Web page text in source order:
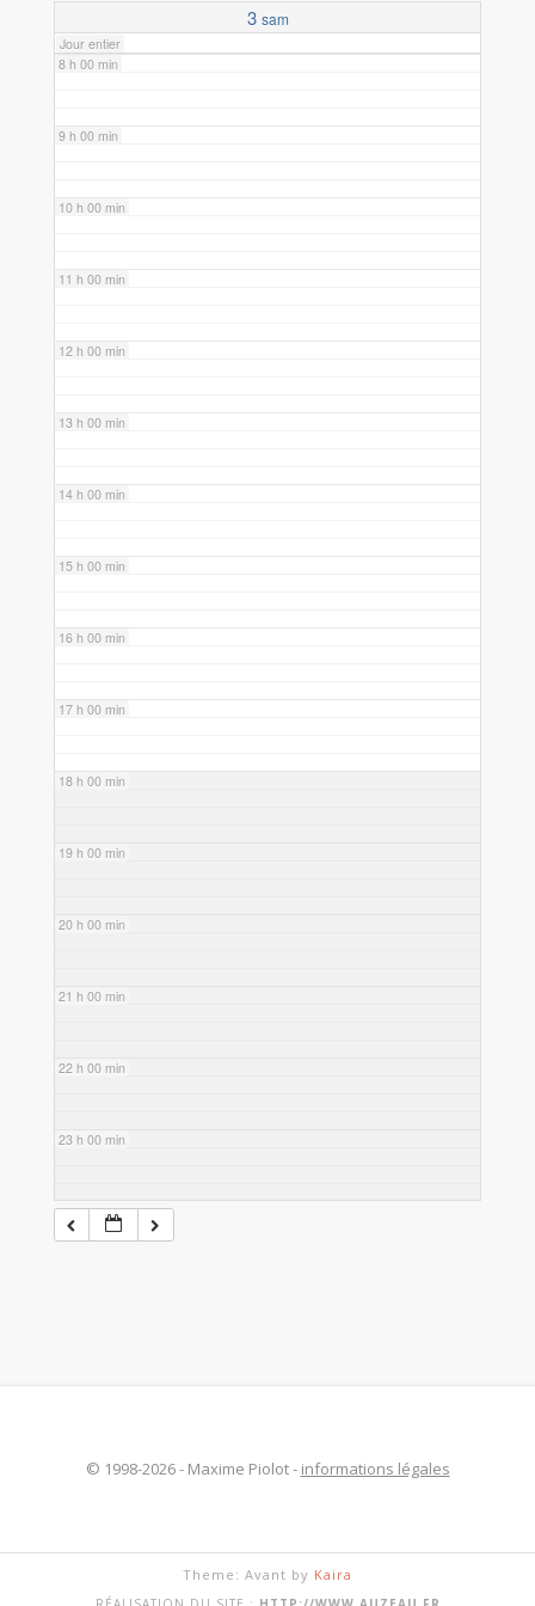
3 sam
Jour entier
8 h 00 min
9 h 00 min
10 h 00 min
11 h 00 min
12 h 00 min
13 h 00 min
14 h 00 min
15 h 00 min
16 h 00 min
17 h 00 min
18 h 00 min
19 h 00 min
20 h 00 min
21 h 00 min
22 h 00 min
23 h 00 min
© 1998-2026 - Maxime Piolot - informations légales
Theme: Avant by Kaira